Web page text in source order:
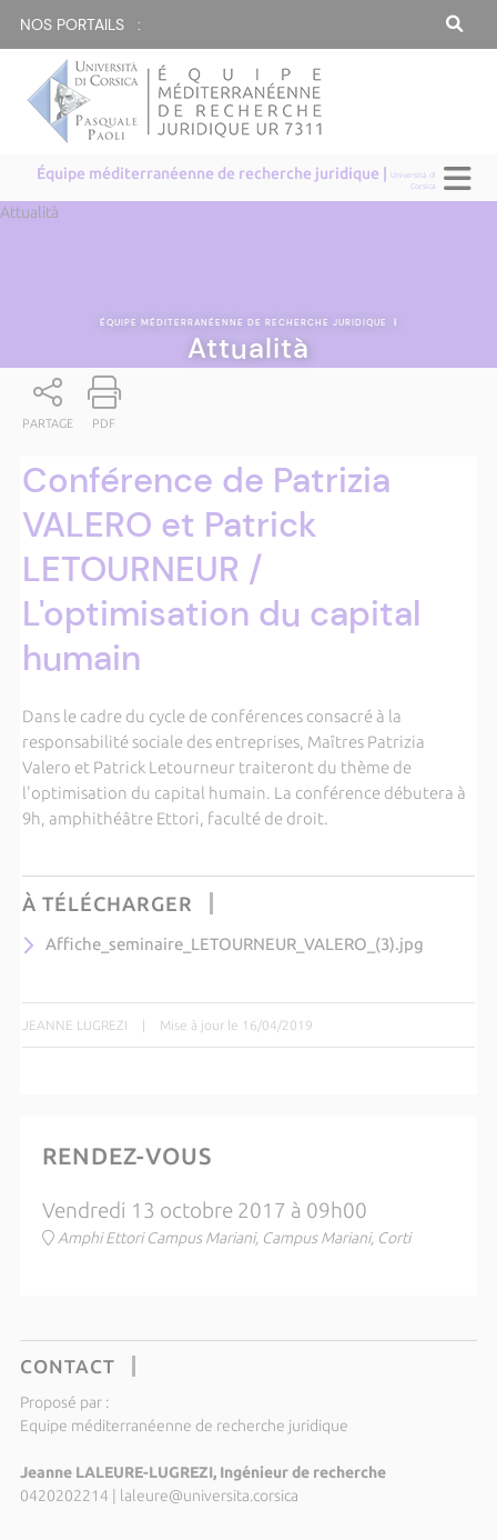
NOS PORTAILS :
Équipe méditerranéenne de recherche juridique |Università di
Corsica
Attualità
ÉQUIPE MÉDITERRANÉENNE DE RECHERCHE JURIDIQUE |
Attualità
PARTAGE PDF
Conférence de Patrizia
VALERO et Patrick
LETOURNEUR /
L'optimisation du capital
humain
Dans le cadre du cycle de conférences consacré à la
responsabilité sociale des entreprises, Maîtres Patrizia
Valero et Patrick Letourneur traiteront du thème de
l'optimisation du capital humain. La conférence débutera à
9h, amphithéâtre Ettori, faculté de droit.
À TÉLÉCHARGER
Affiche_seminaire_LETOURNEUR_VALERO_(3).jpg
JEANNE LUGREZI | Mise à jour le 16/04/2019
RENDEZ-VOUS
Vendredi 13 octobre 2017 à 09h00
Amphi Ettori Campus Mariani, Campus Mariani, Corti
CONTACT
Proposé par :
Equipe méditerranéenne de recherche juridique
Jeanne LALEURE-LUGREZI, Ingénieur de recherche
0420202214 | laleure@universita.corsica